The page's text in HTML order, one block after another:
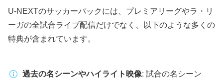
U-NEXTのサッカーパックには、プレミアリーグやラ・リ
ーガの全試合ライブ配信だけでなく、以下のような多くの
特典が含まれています。
過去の名シーンやハイライト映像: 試合の名シーン